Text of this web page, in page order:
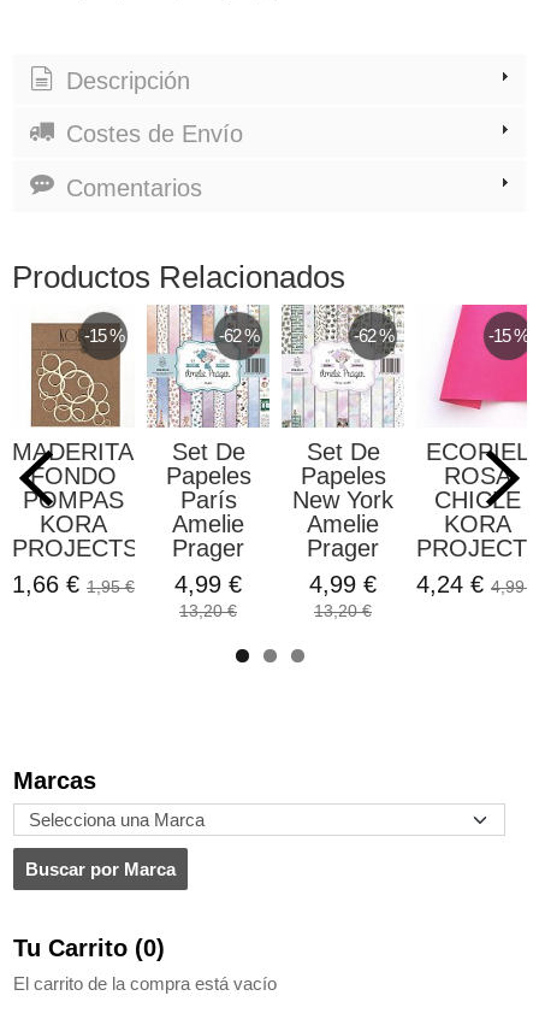
Marcas
Tu Carrito (0)
El carrito de la compra está vacío
Descripción
Costes de Envío
Comentarios
Productos Relacionados
-15 %
€1,95 €
-62 %
Set De
Papeles
París
Amelie
Prager
4,99 €
13,20 €
-62 %
Set De
Papeles
New York
Amelie
Prager
4,99 €
13,20 €
-15 %
ECOPIEL
ROSA
CHICLE
KORA
PROJECTS
4,24 €4,99 €